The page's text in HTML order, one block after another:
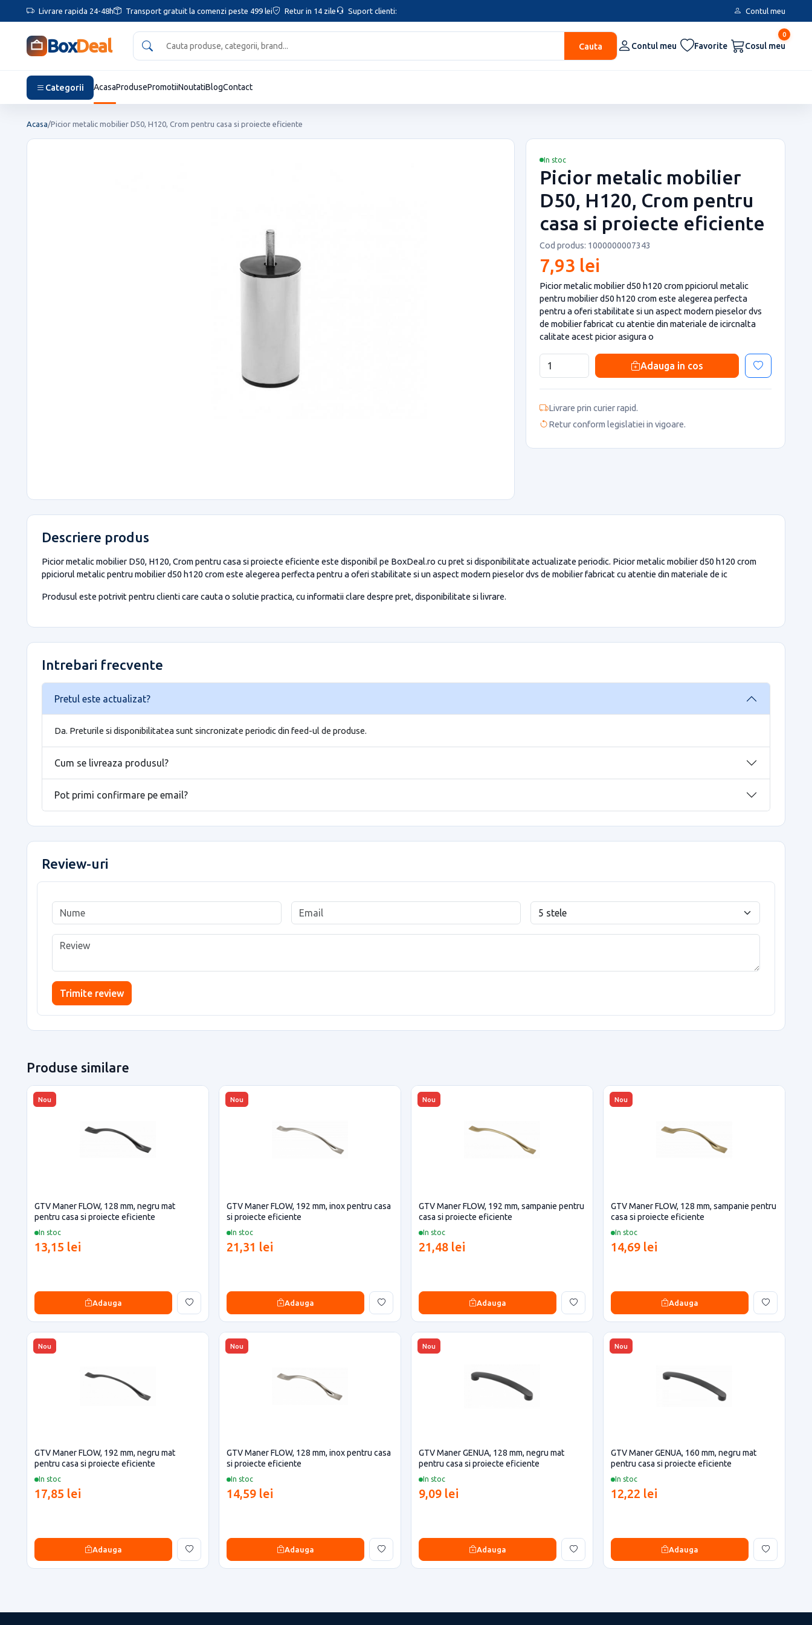
Livrare rapida 24-48h Transport gratuit la comenzi peste 499 lei Retur in 14 zile Suport clienti: Contul meu
BoxDeal Cauta Contul meu Favorite
0
Cosul meu
Categorii AcasaProdusePromotiiNoutatiBlogContact
Acasa/Picior metalic mobilier D50, H120, Crom pentru casa si proiecte eficiente
In stoc
Picior metalic mobilier
D50, H120, Crom pentru
casa si proiecte eficiente
Cod produs: 1000000007343
7,93 lei
Picior metalic mobilier d50 h120 crom ppiciorul metalic
pentru mobilier d50 h120 crom este alegerea perfecta
pentru a oferi stabilitate si un aspect modern pieselor dvs
de mobilier fabricat cu atentie din materiale de icircnalta
calitate acest picior asigura o
Adauga in cos
Livrare prin curier rapid.
Retur conform legislatiei in vigoare.
Descriere produs
Picior metalic mobilier D50, H120, Crom pentru casa si proiecte eficiente este disponibil pe BoxDeal.ro cu pret si disponibilitate actualizate periodic. Picior metalic mobilier d50 h120 crom
ppiciorul metalic pentru mobilier d50 h120 crom este alegerea perfecta pentru a oferi stabilitate si un aspect modern pieselor dvs de mobilier fabricat cu atentie din materiale de ic
Produsul este potrivit pentru clienti care cauta o solutie practica, cu informatii clare despre pret, disponibilitate si livrare.
Intrebari frecvente
Pretul este actualizat?
Da. Preturile si disponibilitatea sunt sincronizate periodic din feed-ul de produse.
Cum se livreaza produsul?
Pot primi confirmare pe email?
Review-uri
Trimite review
Produse similare
Nou
In stoc
GTV Maner FLOW, 128 mm, negru mat
pentru casa si proiecte eficiente
13,15 lei
Adauga
Nou
In stoc
GTV Maner FLOW, 192 mm, inox pentru casa
si proiecte eficiente
21,31 lei
Adauga
Nou
In stoc
GTV Maner FLOW, 192 mm, sampanie pentru
casa si proiecte eficiente
21,48 lei
Adauga
Nou
In stoc
GTV Maner FLOW, 128 mm, sampanie pentru
casa si proiecte eficiente
14,69 lei
Adauga
Nou
In stoc
GTV Maner FLOW, 192 mm, negru mat
pentru casa si proiecte eficiente
17,85 lei
Adauga
Nou
In stoc
GTV Maner FLOW, 128 mm, inox pentru casa
si proiecte eficiente
14,59 lei
Adauga
Nou
In stoc
GTV Maner GENUA, 128 mm, negru mat
pentru casa si proiecte eficiente
9,09 lei
Adauga
Nou
In stoc
GTV Maner GENUA, 160 mm, negru mat
pentru casa si proiecte eficiente
12,22 lei
Adauga